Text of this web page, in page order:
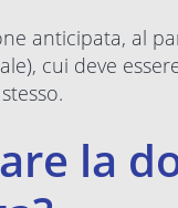
anticipata, al
cui deve
la